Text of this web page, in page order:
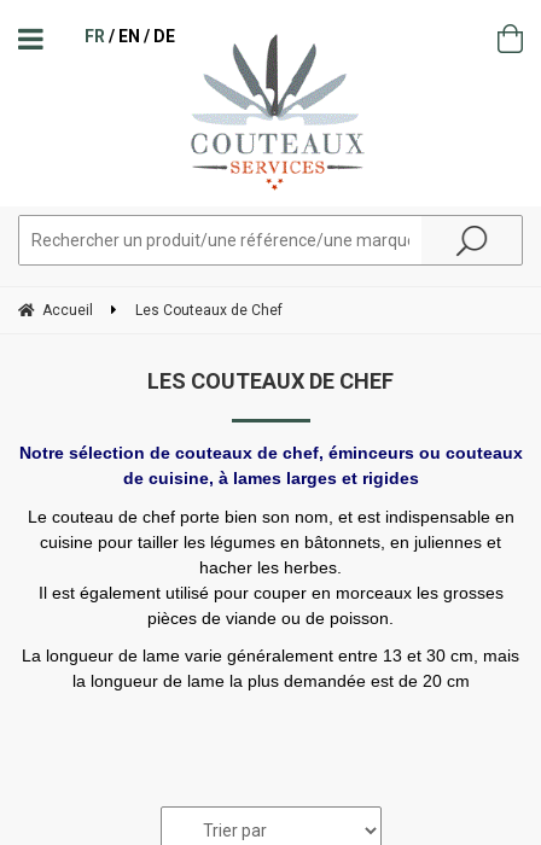
FR EN DE
Accueil Les Couteaux de Chef
LES COUTEAUX DE CHEF
Notre sélection de couteaux de chef, éminceurs ou couteaux
de cuisine, à lames larges et rigides
Le couteau de chef porte bien son nom, et est indispensable en
cuisine pour tailler les légumes en bâtonnets, en juliennes et
hacher les herbes.
Il est également utilisé pour couper en morceaux les grosses
pièces de viande ou de poisson.
La longueur de lame varie généralement entre 13 et 30 cm, mais
la longueur de lame la plus demandée est de 20 cm